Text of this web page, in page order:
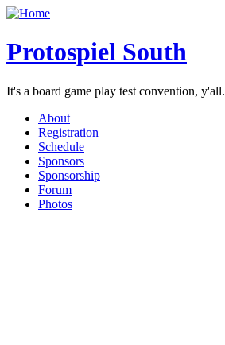
Protospiel South
It's a board game play test convention, y'all.
About
Registration
Schedule
Sponsors
Sponsorship
Forum
Photos